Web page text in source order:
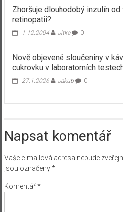
Zhoršuje dlouhodobý inzulín
retinopatii?
1.12.2004 Jitka 0
Nově objevené sloučeniny v
cukrovku v laboratorních
27.1.2026 Jakub 0
Napsat komentář
Vaše e-mailová adresa nebude
jsou označeny*
Komentář*